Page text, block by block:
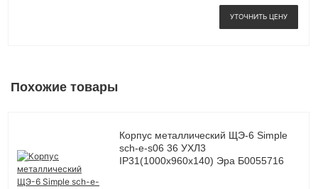
УТОЧНИТЬ ЦЕНУ
Похожие товары
Корпус металлический ЩЭ-6 Simple
sch-e-s06 36 УХЛ3
IP31(1000х960х140) Эра Б0055716